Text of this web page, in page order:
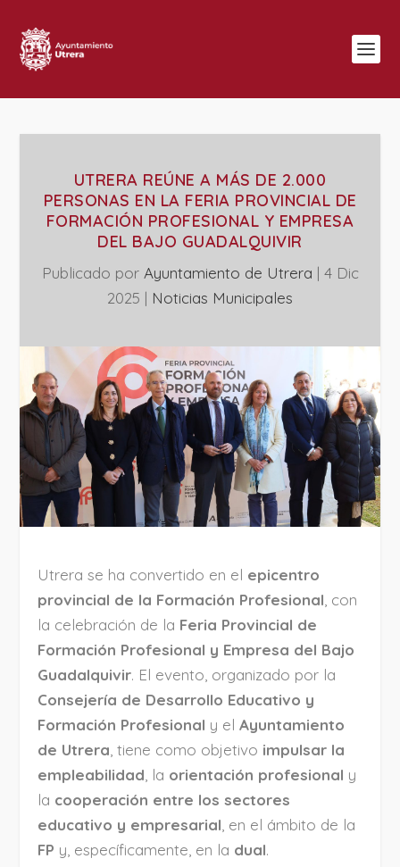
UTRERA REÚNE A MÁS DE 2.000
PERSONAS EN LA FERIA PROVINCIAL DE
FORMACIÓN PROFESIONAL Y EMPRESA
DEL BAJO GUADALQUIVIR
Publicado por Ayuntamiento de Utrera | 4 Dic
2025 | ‎Noticias Municipales
Utrera se ha convertido en el epicentro
provincial de la Formación Profesional , con
la celebración de la Feria Provincial de
Formación Profesional y Empresa del Bajo
Guadalquivir. El evento, organizado por la
Consejería de Desarrollo Educativo y
Formación Profesional y elAyuntamiento
de Utrera , tiene como objetivo impulsar la
empleabilidad , la orientación profesional y
la cooperación entre los sectores
educativo y empresarial , en el ámbito de la
FP y, específicamente, en la dual.